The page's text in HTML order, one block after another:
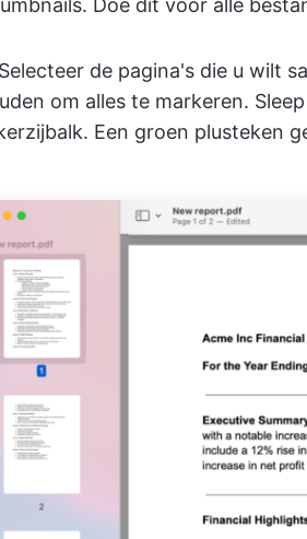
Doe dit voor alle
de pagina's die u wilt
om alles te markeren.
Een groen plusteken